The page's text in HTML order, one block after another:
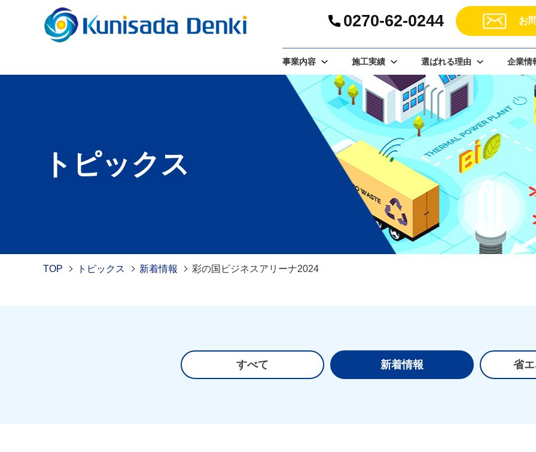
0270-62-0244 お
事業内容 施工実績 選ばれる理由 企業情
トピックス
TOP トピックス 新着情報 彩の国ビジネスアリーナ2024
すべて 新着情報 省